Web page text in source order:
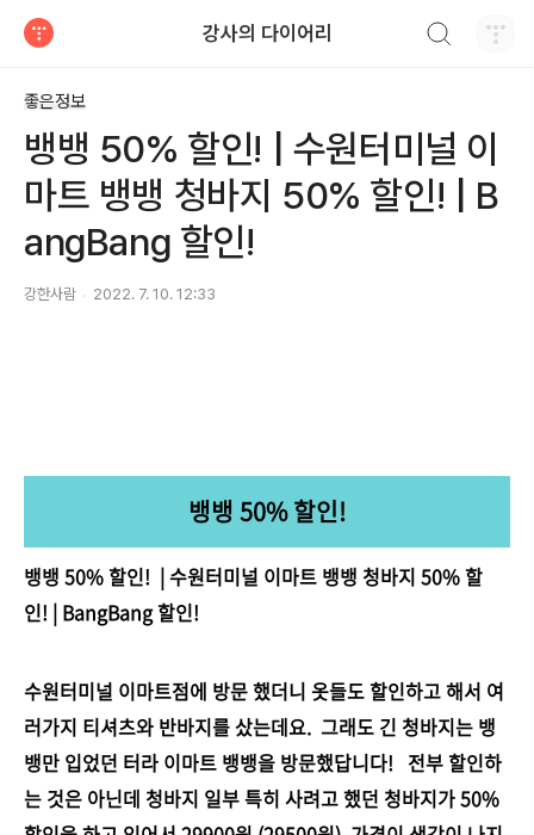
강사의 다이어리
좋은정보
뱅뱅 50% 할인! | 수원터미널 이
마트 뱅뱅 청바지 50% 할인! | B
angBang 할인!
강한사람 2022. 7. 10. 12:33
뱅뱅 50% 할인!
뱅뱅 50% 할인! | 수원터미널 이마트 뱅뱅 청바지 50% 할
인! | BangBang 할인!
수원터미널 이마트점에 방문 했더니 옷들도 할인하고 해서 여
러가지 티셔츠와 반바지를 샀는데요. 그래도 긴 청바지는 뱅
뱅만 입었던 터라 이마트 뱅뱅을 방문했답니다! 전부 할인하
는 것은 아닌데 청바지 일부 특히 사려고 했던 청바지가 50%